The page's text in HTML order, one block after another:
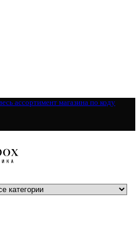
ассортимент магазина по коду